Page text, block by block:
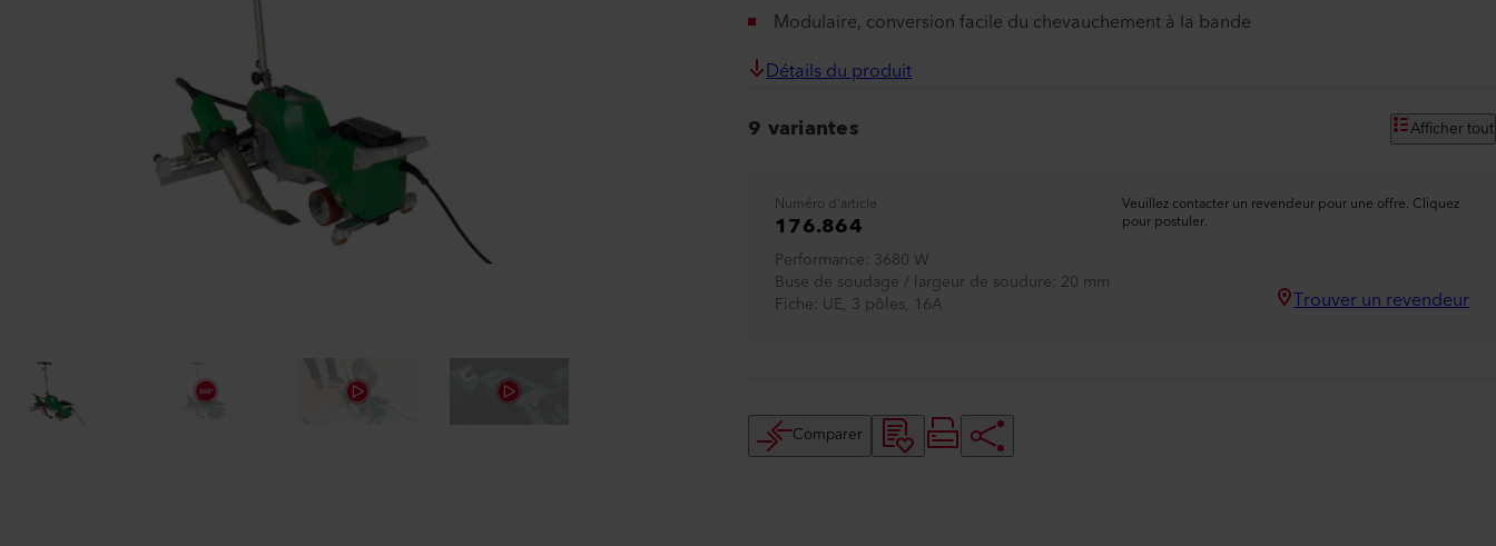
Modulaire, conversion facile du chevauchement à la bande
Détails du produit
9 variantes Afficher tout
Numéro d'article
176.864
Performance 3680 W
Buse de soudage / largeur de soudure 20 mm
Fiche UE, 3 pôles, 16A
Veuillez contacter un revendeur pour une offre. Cliquez
pour postuler.
Trouver un revendeur
Comparer